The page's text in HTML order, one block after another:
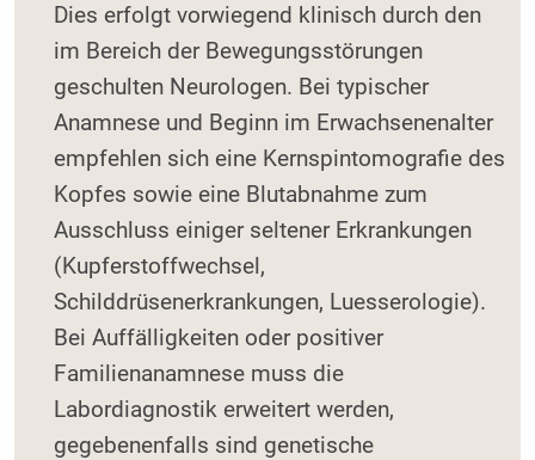
Dies erfolgt vorwiegend klinisch durch den
im Bereich der Bewegungsstörungen
geschulten Neurologen. Bei typischer
Anamnese und Beginn im Erwachsenenalter
empfehlen sich eine Kernspintomografie des
Kopfes sowie eine Blutabnahme zum
Ausschluss einiger seltener Erkrankungen
(Kupferstoffwechsel,
Schilddrüsenerkrankungen, Luesserologie).
Bei Auffälligkeiten oder positiver
Familienanamnese muss die
Labordiagnostik erweitert werden,
gegebenenfalls sind genetische